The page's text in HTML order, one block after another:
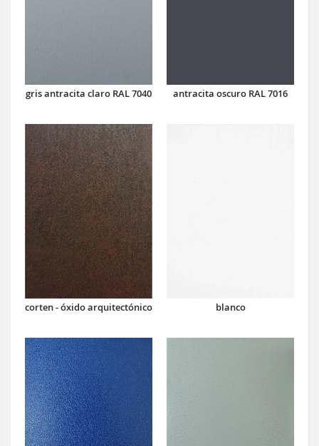
gris antracita claro RAL 7040 antracita oscuro RAL 7016
corten - óxido arquitectónico blanco